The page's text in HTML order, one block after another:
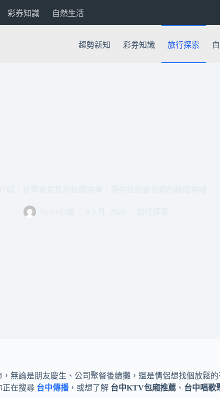
彩券知識 自然生活
趨勢新知 彩券知識 旅行探索
無論是朋友慶生、公司聚餐後續攤，還是情侶想找個放
正在搜尋 台中傳播 ，或想了解 台中KTV包廂推薦 、 台中唱歌